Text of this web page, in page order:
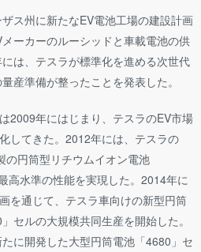
ス州に新たなEV電池工場の建設計画
ーカーのルーシッドと車載電池の供
は、テスラが標準化を進める次世代
産準備が整ったことを発表した。
2009年にはじまり、テスラのEV市場
してきた。2012年には、テスラの
の円筒型リチウムイオン電池
高水準の性能を実現した。2014年に
を通じて、テスラ車向けの新型円筒
セルの大規模共同生産を開始した。
に開発した大型円筒電池「4680」セ